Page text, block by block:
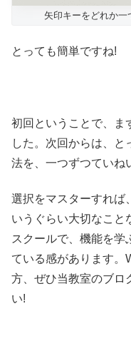
矢印キーをどれか
とっても簡単ですね!
初回ということで、ま
した。次回からは、
法を、一つずつていね
選択をマスターすれ
いうぐらい大切なこと
スクールで、機能を学
ている感があります。
方、ぜひ当教室のブロ
い!